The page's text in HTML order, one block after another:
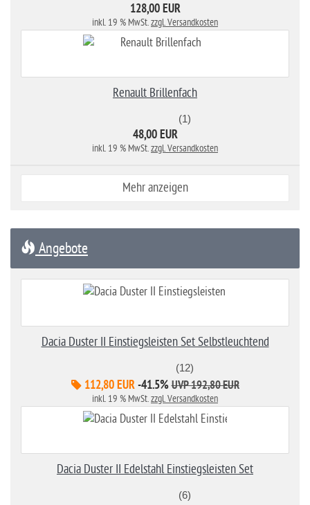
128,00 EUR
inkl. 19 % MwSt.zzgl. Versandkosten
Renault Brillenfach
(1)
48,00 EUR
inkl. 19 % MwSt.zzgl. Versandkosten
Mehr anzeigen
Angebote
Dacia Duster II Einstiegsleisten Set Selbstleuchtend
(12)
112,80 EUR -41.5% UVP 192,80 EUR
inkl. 19 % MwSt.zzgl. Versandkosten
Dacia Duster II Edelstahl Einstiegsleisten Set
(6)